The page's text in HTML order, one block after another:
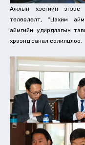
Ажлын хэсгийн
төлөвлөлт, “Цахим
аймгийн удирдлагын
хүрээнд санал солилцлоо.